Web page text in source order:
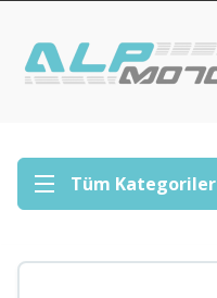
Tüm Kategoriler